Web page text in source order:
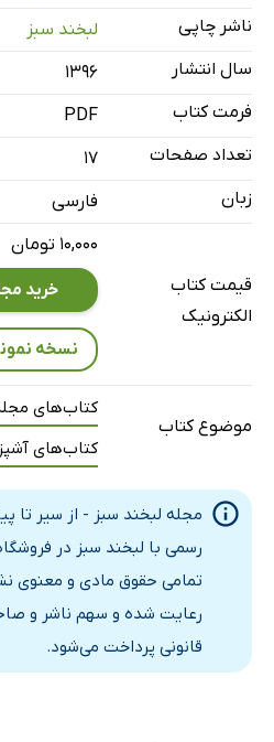
ناشر چاپی
لبخند سبز
سال انتشار
۱۳۹۶
فرمت کتاب
PDF
تعداد صفحات
17
زبان
فارسی
قیمت کتاب
الکترونیک
۱۰,۰۰۰ تومان
خرید
نسخه
موضوع کتاب
کتاب‌های
کتاب‌های
مجله لبخند سبز - از سیر تا
رسمی با لبخند سبز در
تمامی حقوق مادی و معنوی
رعایت شده و سهم ناشر و
قانونی پرداخت می‌شود.